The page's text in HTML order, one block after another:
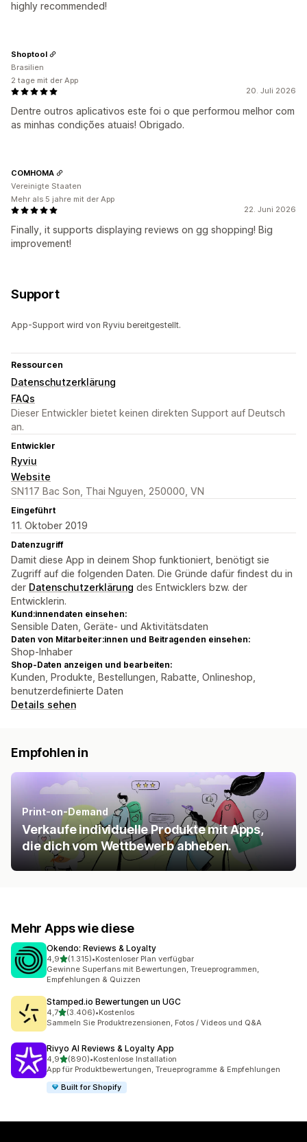
highly recommended!
20. Juli 2026
Dentre outros aplicativos este foi o que performou melhor com
as minhas condições atuais! Obrigado.
Shoptool
Brasilien
2 tage mit der App
22. Juni 2026
Finally, it supports displaying reviews on gg shopping! Big
improvement!
COMHOMA
Vereinigte Staaten
Mehr als 5 jahre mit der App
Support
App-Support wird von Ryviu bereitgestellt.
Ressourcen
Datenschutzerklärung
FAQs
Dieser Entwickler bietet keinen direkten Support auf Deutsch
an.
Entwickler
Ryviu
Website
SN117 Bac Son, Thai Nguyen, 250000, VN
Eingeführt
11. Oktober 2019
Datenzugriff
Damit diese App in deinem Shop funktioniert, benötigt sie
Zugriff auf die folgenden Daten. Die Gründe dafür findest du in
der Datenschutzerklärung des Entwicklers bzw. der
Entwicklerin.
Kund:innendaten einsehen:
Sensible Daten, Geräte- und Aktivitätsdaten
Daten von Mitarbeiter:innen und Beitragenden einsehen:
Shop-Inhaber
Shop-Daten anzeigen und bearbeiten:
Kunden, Produkte, Bestellungen, Rabatte, Onlineshop,
benutzerdefinierte Daten
Details sehen
Empfohlen in
Print-on-Demand
Verkaufe individuelle Produkte mit Apps,
die dich vom Wettbewerb abheben.
Mehr Apps wie diese
Okendo: Reviews & Loyalty
4,9von 5 Sternen
(1.315)
1315 Rezensionen insgesamt
•Kostenloser Plan verfügbar
Gewinne Superfans mit Bewertungen, Treueprogrammen,
Empfehlungen & Quizzen
Stamped.io Bewertungen un UGC
4,7von 5 Sternen
(3.406)
3406 Rezensionen insgesamt
•Kostenlos
Sammeln Sie Produktrezensionen, Fotos / Videos und Q&A
Rivyo AI Reviews & Loyalty App
4,9von 5 Sternen
(890)
890 Rezensionen insgesamt
•Kostenlose Installation
App für Produktbewertungen, Treueprogramme & Empfehlungen
Built for Shopify